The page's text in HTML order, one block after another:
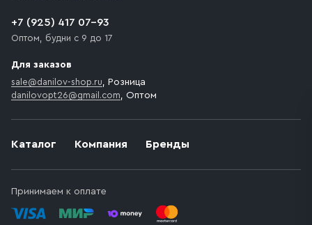
Каталог Компания Бренды
Принимаем к оплате
+7 (925) 417 07-93
Оптом, будни с 9 до 17
Для заказов
sale@danilov-shop.ru, Розница
danilovopt26@gmail.com, Оптом